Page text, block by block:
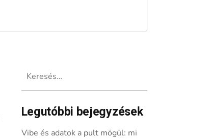
Legutóbbi bejegyzések
Vibe és adatok a pult mögül: mi